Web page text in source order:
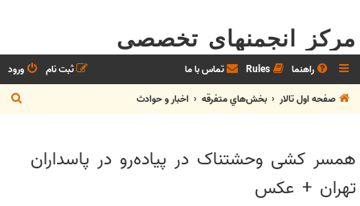
مرکز انجمنهای تخصصی
راهنما Rules تماس با ما ورود
ثبت نام
صفحه اول تالار
بخش‌‌هاي متفرقه اخبار و حوادث
س
همسر کشی وحشتناک در پیاده‌رو در پاسداران
تهران + عکس